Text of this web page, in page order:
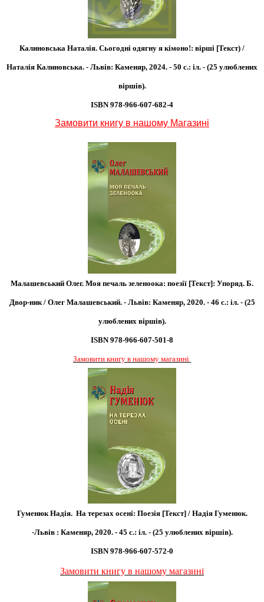
Калиновська Наталія. Сьогодні одягну я кімоно!: вірші [Текст) /
Наталія Калиновська. - Львів: Каменяр, 2024. - 50 с.: іл. - (25 улюблених
віршів).
ISBN 978-966-607-682-4
Замовити книгу в нашому Магазині
Малашевський Олег. Моя печаль зеленоока: поезії [Текст]: Упоряд. Б.
Двор-ник / Олег Малашевський. - Львів: Каменяр, 2020. - 46 с.: іл. - (25
улюблених віршів).
ISBN 978-966-607-501-8
Замовити книгу в нашому магазині
Гуменюк Надія. На терезах осені: Поезія [Текст] / Надія Гуменюк.
-Львів : Каменяр, 2020. - 45 с.: іл. - (25 улюблених віршів).
ISBN 978-966-607-572-0
Замовити книгу в нашому магазині